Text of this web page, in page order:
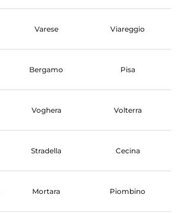
Varese Viareggio
Bergamo Pisa
Voghera Volterra
Stradella Cecina
Mortara Piombino